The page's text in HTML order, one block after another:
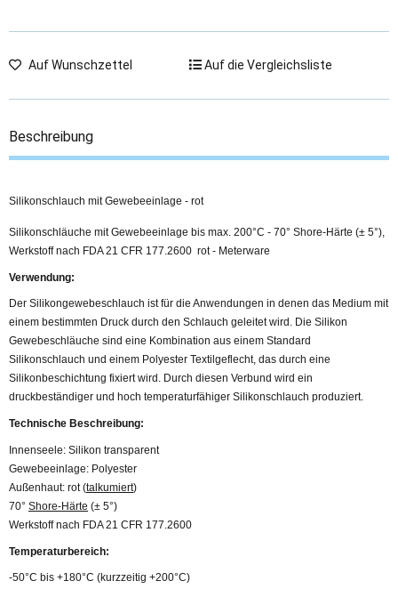
Auf Wunschzettel Auf die Vergleichsliste
Beschreibung
Silikonschlauch mit Gewebeeinlage - rot
Silikonschläuche mit Gewebeeinlage bis max. 200°C - 70° Shore-Härte (± 5°),
Werkstoff nach FDA 21 CFR 177.2600 rot - Meterware
Verwendung:
Der Silikongewebeschlauch ist für die Anwendungen in denen das Medium mit
einem bestimmten Druck durch den Schlauch geleitet wird. Die Silikon
Gewebeschläuche sind eine Kombination aus einem Standard
Silikonschlauch und einem Polyester Textilgeflecht, das durch eine
Silikonbeschichtung fixiert wird. Durch diesen Verbund wird ein
druckbeständiger und hoch temperaturfähiger Silikonschlauch produziert.
Technische Beschreibung:
Innenseele: Silikon transparent
Gewebeeinlage: Polyester
Außenhaut: rot (talkumiert)
70° Shore-Härte (± 5°)
Werkstoff nach FDA 21 CFR 177.2600
Temperaturbereich:
-50°C bis +180°C (kurzzeitig +200°C)